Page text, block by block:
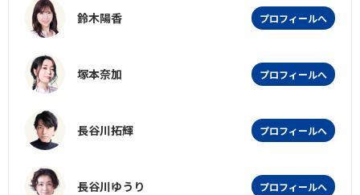
鈴木陽香 プロフィールへ
塚本奈加 プロフィールへ
長谷川拓輝 プロフィールへ
長谷川ゆうり プロフィールへ